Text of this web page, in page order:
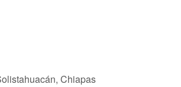
Chiapas